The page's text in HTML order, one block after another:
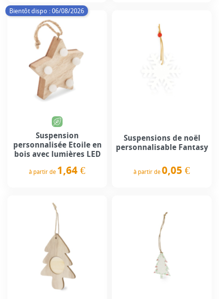
Bientôt dispo : 06/08/2026
Suspension
personnalisée Etoile en
bois avec lumières LED
à partir de 1,64 €
Suspensions de noël
personnalisable Fantasy
à partir de 0,05 €